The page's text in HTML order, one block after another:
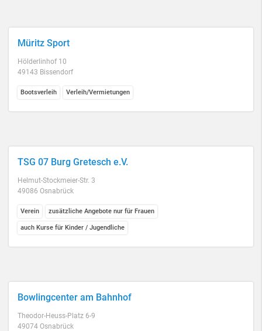
Müritz Sport
Hölderlinhof 10
49143 Bissendorf
Bootsverleih Verleih/Vermietungen
TSG 07 Burg Gretesch e.V.
Helmut-Stockmeier-Str. 3
49086 Osnabrück
Verein zusätzliche Angebote nur für Frauen
auch Kurse für Kinder / Jugendliche
Bowlingcenter am Bahnhof
Theodor-Heuss-Platz 6-9
49074 Osnabrück